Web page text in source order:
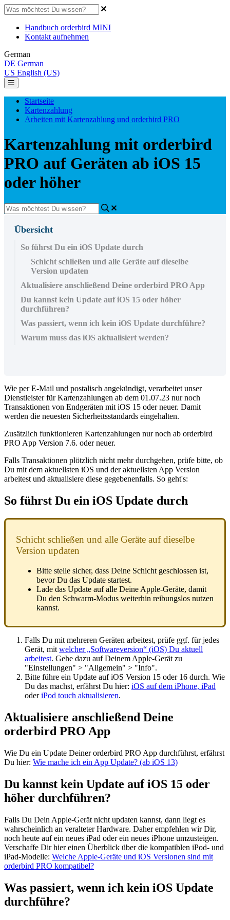
Handbuch orderbird MINI
Kontakt aufnehmen
German
DE German
US English (US)
Startseite
Kartenzahlung
Arbeiten mit Kartenzahlung und orderbird PRO
Kartenzahlung mit orderbird
PRO auf Geräten ab iOS 15
oder höher
Übersicht
So führst Du ein iOS Update durch
Schicht schließen und alle Geräte auf dieselbe
Version updaten
Aktualisiere anschließend Deine orderbird PRO App
Du kannst kein Update auf iOS 15 oder höher
durchführen?
Was passiert, wenn ich kein iOS Update durchführe?
Warum muss das iOS aktualisiert werden?
Wie per E-Mail und postalisch angekündigt, verarbeitet unser
Dienstleister für Kartenzahlungen ab dem 01.07.23 nur noch
Transaktionen von Endgeräten mit iOS 15 oder neuer. Damit
werden die neuesten Sicherheitsstandards eingehalten.
Zusätzlich funktionieren Kartenzahlungen nur noch ab orderbird
PRO App Version 7.6. oder neuer.
Falls Transaktionen plötzlich nicht mehr durchgehen, prüfe bitte, ob
Du mit dem aktuellsten iOS und der aktuellsten App Version
arbeitest und aktualisiere diese gegebenenfalls. So geht's:
So führst Du ein iOS Update durch
Schicht schließen und alle Geräte auf dieselbe
Version updaten
Bitte stelle sicher, dass Deine Schicht geschlossen ist,
bevor Du das Update startest.
Lade das Update auf alle Deine Apple-Geräte, damit
Du den Schwarm-Modus weiterhin reibungslos nutzen
kannst.
Falls Du mit mehreren Geräten arbeitest, prüfe ggf. für jedes
Gerät, mit welcher „Softwareversion“ (iOS) Du aktuell
arbeitest. Gehe dazu auf Deinem Apple-Gerät zu
"Einstellungen" > "Allgemein" > "Info".
Bitte führe ein Update auf iOS Version 15 oder 16 durch. Wie
Du das machst, erfährst Du hier: iOS auf dem iPhone, iPad
oderiPod touch aktualisieren.
Aktualisiere anschließend Deine
orderbird PRO App
Wie Du ein Update Deiner orderbird PRO App durchführst, erfährst
Du hier: Wie mache ich ein App Update? (ab iOS 13)
Du kannst kein Update auf iOS 15 oder
höher durchführen?
Falls Du Dein Apple-Gerät nicht updaten kannst, dann liegt es
wahrscheinlich an veralteter Hardware. Daher empfehlen wir Dir,
noch heute auf ein neues iPad oder ein neues iPhone umzusteigen.
Verschaffe Dir hier einen Überblick über die kompatiblen iPod- und
iPad-Modelle: Welche Apple-Geräte und iOS Versionen sind mit
orderbird PRO kompatibel?
Was passiert, wenn ich kein iOS Update
durchführe?